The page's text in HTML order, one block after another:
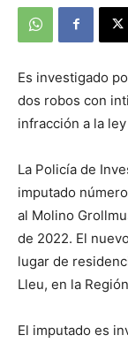
Es investigado
dos robos con
infracción a la
La Policía de
imputado
al Molino
de 2022. El
lugar de
Lleu, en la
El imputado es